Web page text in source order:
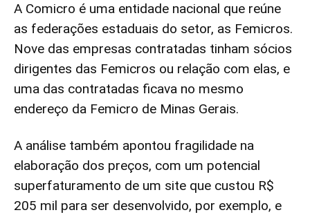
A Comicro é uma entidade nacional que reúne
as federações estaduais do setor, as Femicros.
Nove das empresas contratadas tinham sócios
dirigentes das Femicros ou relação com elas, e
uma das contratadas ficava no mesmo
endereço da Femicro de Minas Gerais.
A análise também apontou fragilidade na
elaboração dos preços, com um potencial
superfaturamento de um site que custou R$
205 mil para ser desenvolvido, por exemplo, e